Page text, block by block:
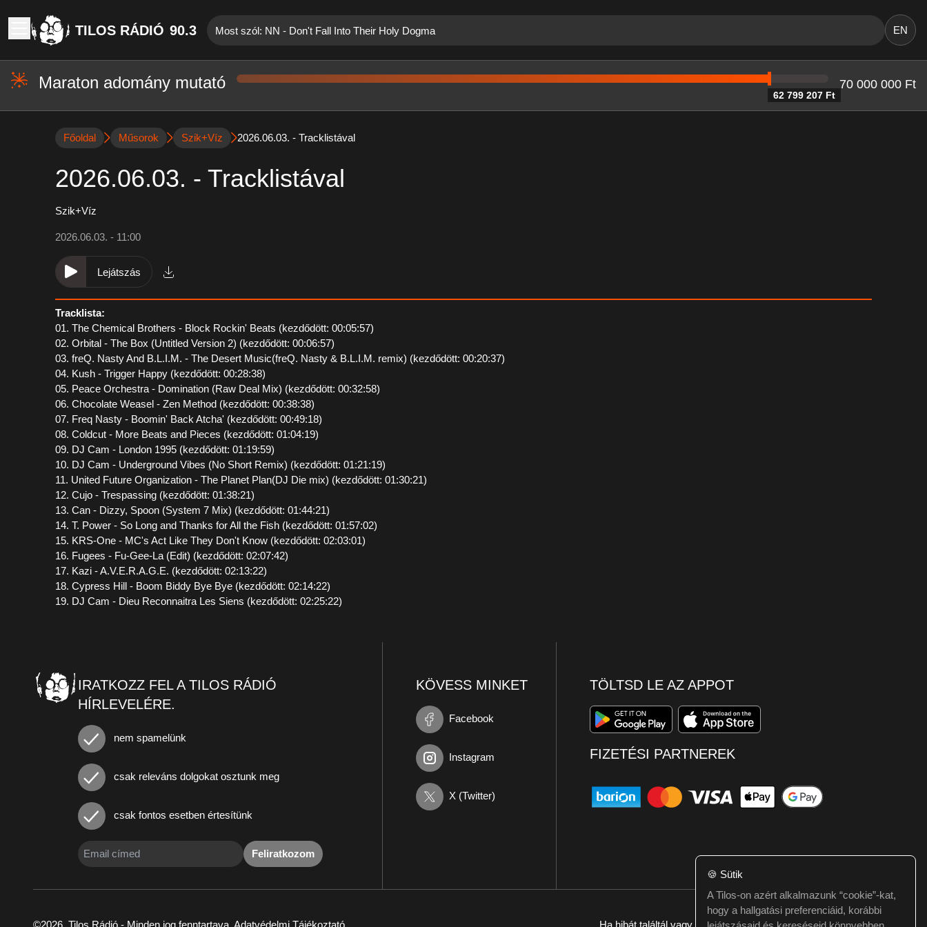
TILOS RÁDIÓ 90.3 Most szól: NN - Don't Fall Into Their Holy Dogma EN
Maraton adomány mutató
62 799 207 Ft
70 000 000 Ft
Főoldal Műsorok Szik+Víz 2026.06.03. - Tracklistával
2026.06.03. - Tracklistával
Szik+Víz
2026.06.03. - 11:00
Lejátszás
Tracklista:
01. The Chemical Brothers - Block Rockin' Beats (kezdődött: 00:05:57)
02. Orbital - The Box (Untitled Version 2) (kezdődött: 00:06:57)
03. freQ. Nasty And B.L.I.M. - The Desert Music(freQ. Nasty & B.L.I.M. remix) (kezdődött: 00:20:37)
04. Kush - Trigger Happy (kezdődött: 00:28:38)
05. Peace Orchestra - Domination (Raw Deal Mix) (kezdődött: 00:32:58)
06. Chocolate Weasel - Zen Method (kezdődött: 00:38:38)
07. Freq Nasty - Boomin' Back Atcha' (kezdődött: 00:49:18)
08. Coldcut - More Beats and Pieces (kezdődött: 01:04:19)
09. DJ Cam - London 1995 (kezdődött: 01:19:59)
10. DJ Cam - Underground Vibes (No Short Remix) (kezdődött: 01:21:19)
11. United Future Organization - The Planet Plan(DJ Die mix) (kezdődött: 01:30:21)
12. Cujo - Trespassing (kezdődött: 01:38:21)
13. Can - Dizzy, Spoon (System 7 Mix) (kezdődött: 01:44:21)
14. T. Power - So Long and Thanks for All the Fish (kezdődött: 01:57:02)
15. KRS-One - MC's Act Like They Don't Know (kezdődött: 02:03:01)
16. Fugees - Fu-Gee-La (Edit) (kezdődött: 02:07:42)
17. Kazi - A.V.E.R.A.G.E. (kezdődött: 02:13:22)
18. Cypress Hill - Boom Biddy Bye Bye (kezdődött: 02:14:22)
19. DJ Cam - Dieu Reconnaitra Les Siens (kezdődött: 02:25:22)
IRATKOZZ FEL A TILOS RÁDIÓ
HÍRLEVELÉRE.
nem spamelünk
csak releváns dolgokat osztunk meg
csak fontos esetben értesítünk
Feliratkozom
KÖVESS MINKET
Facebook
Instagram
X (Twitter)
TÖLTSD LE AZ APPOT
FIZETÉSI PARTNEREK
©2026. Tilos Rádió - Minden jog fenntartava. Adatvédelmi Tájékoztató Ha hibát találtál vagy kérdésed van itt jelezd:webmester@tilos.hu
🍪 Sütik
A Tilos-on azért alkalmazunk “cookie”-kat,
hogy a hallgatási preferenciáid, korábbi